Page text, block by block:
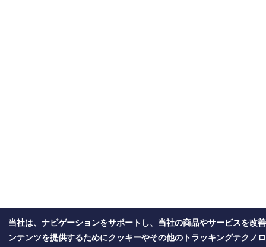
当社は、ナビゲーションをサポートし、当社の商品やサービスを改
ンテンツを提供するためにクッキーやその他のトラッキングテクノ